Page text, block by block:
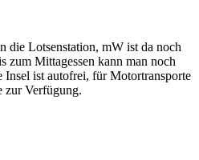
die Lotsenstation, mW ist da noch
zum Mittagessen kann man noch
Insel ist autofrei, für Motortransporte
zur Verfügung.